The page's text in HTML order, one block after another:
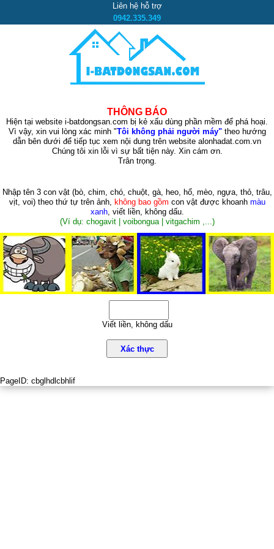
Liên hệ hỗ trợ
0942.335.349
THÔNG BÁO
Hiện tại website i-batdongsan.com bị kẻ xấu dùng phần mềm để phá hoại.
Vì vậy, xin vui lòng xác minh "Tôi không phải người máy"theo hướng
dẫn bên dưới để tiếp tục xem nội dung trên website alonhadat.com.vn
Chúng tôi xin lỗi vì sự bất tiện này. Xin cám ơn.
Trân trọng.
Nhập tên 3 con vật (bò, chim, chó, chuột, gà, heo, hổ, mèo, ngựa, thỏ, trâu,
vịt, voi)theo thứ tự trên ảnh, không bao gồm con vật được khoanh màu
xanh, viết liền, không dấu.
(Ví dụ: chogavit | voibongua | vitgachim ,...)
Viết liền, không dấu
Xác thực
PageID: cbglhdlcbhlif